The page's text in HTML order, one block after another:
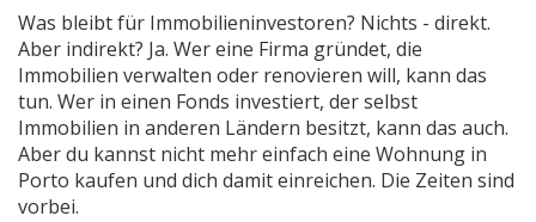
Was bleibt für Immobilieninvestoren? Nichts - direkt.
Aber indirekt? Ja. Wer eine Firma gründet, die
Immobilien verwalten oder renovieren will, kann das
tun. Wer in einen Fonds investiert, der selbst
Immobilien in anderen Ländern besitzt, kann das auch.
Aber du kannst nicht mehr einfach eine Wohnung in
Porto kaufen und dich damit einreichen. Die Zeiten sind
vorbei.